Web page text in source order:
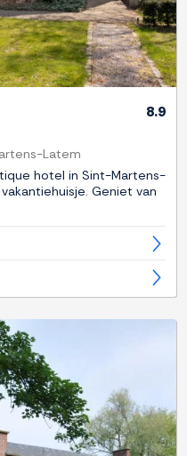
8.9
Latem
hotel in Sint-Martens-
Geniet van